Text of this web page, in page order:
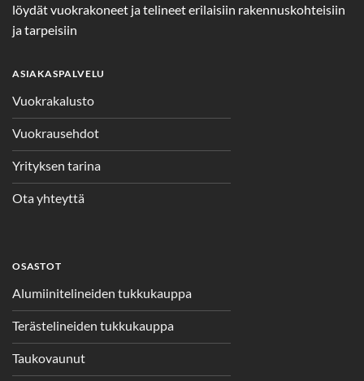
löydät vuokrakoneet ja telineet erilaisiin rakennuskohteisiin
ja tarpeisiin
ASIAKASPALVELU
Vuokrakalusto
Vuokrausehdot
Yrityksen tarina
Ota yhteyttä
OSASTOT
Alumiinitelineiden tukkukauppa
Terästelineiden tukkukauppa
Taukovaunut